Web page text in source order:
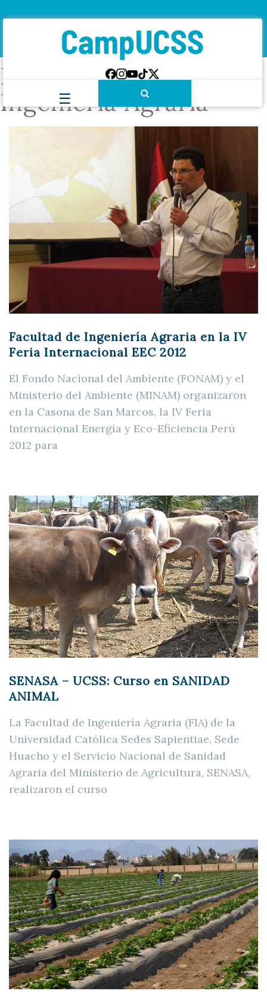
Etiqueta:Facultad de
Ingeniería Agraria
Facultad de Ingeniería Agraria en la IV
Feria Internacional EEC 2012
El Fondo Nacional del Ambiente (FONAM) y el
Ministerio del Ambiente (MINAM) organizaron
en la Casona de San Marcos, la IV Feria
Internacional Energía y Eco-Eficiencia Perú
2012 para
SENASA – UCSS: Curso en SANIDAD
ANIMAL
La Facultad de Ingeniería Agraria (FIA) de la
Universidad Católica Sedes Sapientiae, Sede
Huacho y el Servicio Nacional de Sanidad
Agraria del Ministerio de Agricultura, SENASA,
realizaron el curso